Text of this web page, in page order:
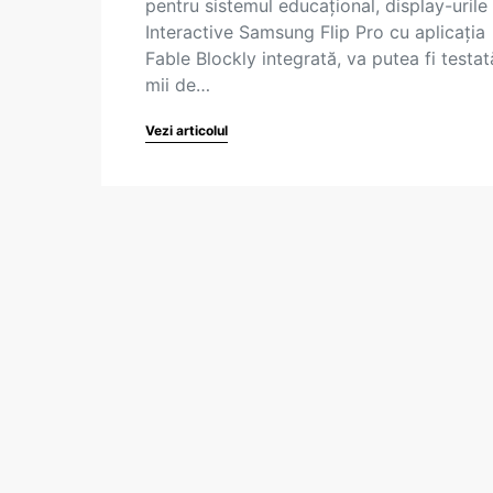
pentru sistemul educațional, display-urile
Interactive Samsung Flip Pro cu aplicația
Fable Blockly integrată, va putea fi
mii de…
Vezi articolul